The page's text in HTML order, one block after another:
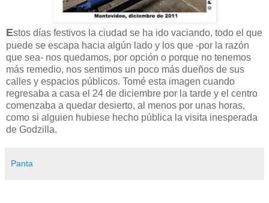
Estos días festivos la ciudad se ha ido vaciando, todo el que
puede se escapa hacia algún lado y los que -por la razón
que sea- nos quedamos, por opción o porque no tenemos
más remedio, nos sentimos un poco más dueños de sus
calles y espacios públicos. Tomé esta imagen cuando
regresaba a casa el 24 de diciembre por la tarde y el centro
comenzaba a quedar desierto, al menos por unas horas,
como si alguien hubiese hecho pública la visita inesperada
de Godzilla.
Panta